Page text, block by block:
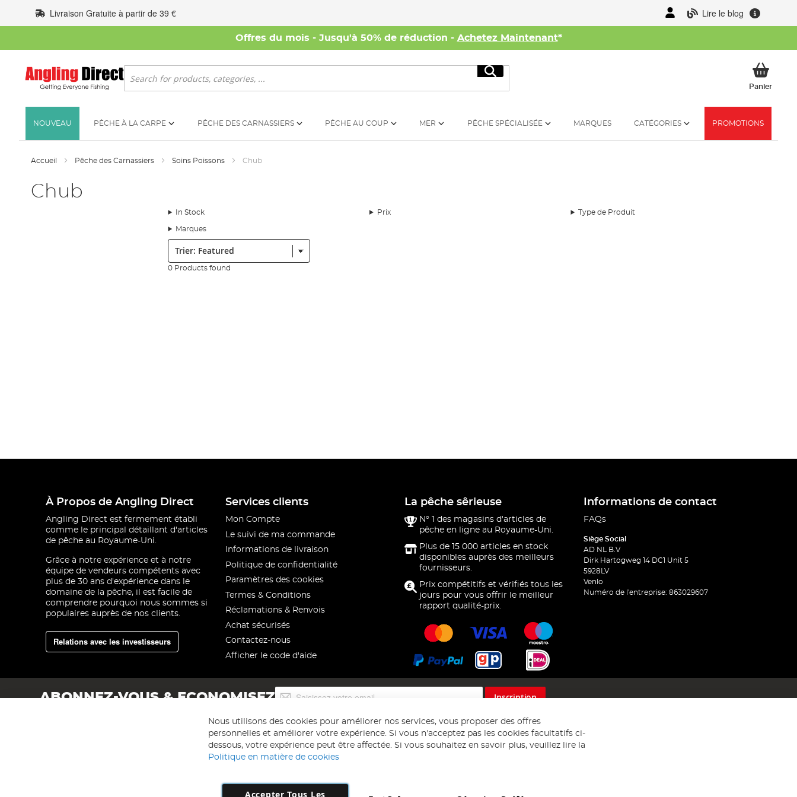
au
contenu
Lire le blog
Livraison Gratuite à partir de 39 €
Offres du mois - Jusqu'à 50% de réduction - Achetez Maintenant*
Rechercher
Rechercher
PanierMon
NOUVEAU PÊCHE À LA CARPE PÊCHE DES CARNASSIERS PÊCHE AU COUP MER PÊCHE SPÉCIALISÉE MARQUES CATÉGORIES PROMOTIONS
Accueil Pêche des Carnassiers Soins Poissons Chub
Chub
In Stock Prix Type de Produit
Marques
Trier:
0 Products found
À Propos de Angling Direct
Angling Direct est fermement établi
comme le principal détaillant d'articles
de pêche au Royaume-Uni.
Grâce à notre expérience et à notre
équipe de vendeurs compétents avec
plus de 30 ans d'expérience dans le
domaine de la pêche, il est facile de
comprendre pourquoi nous sommes si
populaires auprès de nos clients.
Relations avec les investisseurs
Services clients
Mon Compte
Le suivi de ma commande
Informations de livraison
Politique de confidentialité
Paramètres des cookies
Termes & Conditions
Réclamations & Renvois
Achat sécurisés
Contactez-nous
Afficher le code d'aide
La pêche sêrieuse
N° 1 des magasins d'articles de
pêche en ligne au Royaume-Uni.
Plus de 15 000 articles en stock
disponibles auprès des meilleurs
fournisseurs.
Prix compétitifs et vérifiés tous les
jours pour vous offrir le meilleur
rapport qualité-prix.
Informations de contact
FAQs
Siège Social
AD NL B.V
Dirk Hartogweg 14 DC1 Unit 5
5928LV
Venlo
Numéro de l'entreprise: 863029607
ABONNEZ-VOUS & ECONOMISEZ
lettre
d’information
:
Inscription
Nous utilisons des cookies pour améliorer nos services, vous proposer des offres
personnelles et améliorer votre expérience. Si vous n'acceptez pas les cookies facultatifs ci-
dessous, votre expérience peut être affectée. Si vous souhaitez en savoir plus, veuillez lire la
Politique en matière de cookies
Accepter Tous Les